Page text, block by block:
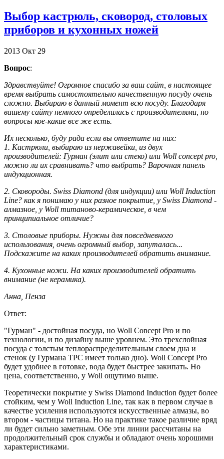
Выбор кастрюль, сковород, столовых
приборов и кухонных ножей
2013 Окт 29
Вопрос:
Здравствуйте! Огромное спасибо за ваш сайт, в настоящее
время выбрать самостоятельно качественную посуду очень
сложно. Выбираю в данный момент всю посуду. Благодаря
вашему сайту немного определилась с производителями, но
вопросы кое-какие все же есть.
Их несколько, буду рада если вы ответите на них:
1. Кастрюли, выбираю из нержавейки, из двух
производителей: Гурман (элит или стеко) или Woll concept pro,
можно ли их сравнивать? что выбрать? Варочная панель
индукционная.
2. Сковороды. Swiss Diamond (для индукции) или Woll Induction
Line? как я понимаю у них разное покрытие, у Swiss Diamond -
алмазное, у Woll титаново-керамическое, в чем
принципиальное отличие?
3. Столовые приборы. Нужны для повседневного
использования, очень огромный выбор, запуталась...
Подскажите на каких производителей обратить внимание.
4. Кухонные ножи. На каких производителей обратить
внимание (не керамика).
Анна, Пенза
Ответ:
"Гурман" - достойная посуда, но Woll Concept Pro и по
технологии, и по дизайну выше уровнем. Это трехслойная
посуда с толстым теплораспределительным слоем дна и
стенок (у Гурмана ТРС имеет только дно). Woll Concept Pro
будет удобнее в готовке, вода будет быстрее закипать. Но
цена, соответственно, у Woll ощутимо выше.
Теоретически покрытие у Swiss Diamond Induction будет более
стойким, чем у Woll Induction Line, так как в первом случае в
качестве усиления используются искусственные алмазы, во
втором - частицы титана. Но на практике такое различие вряд
ли будет сильно заметным. Обе эти линии рассчитаны на
продолжительный срок службы и обладают очень хорошими
характеристиками.